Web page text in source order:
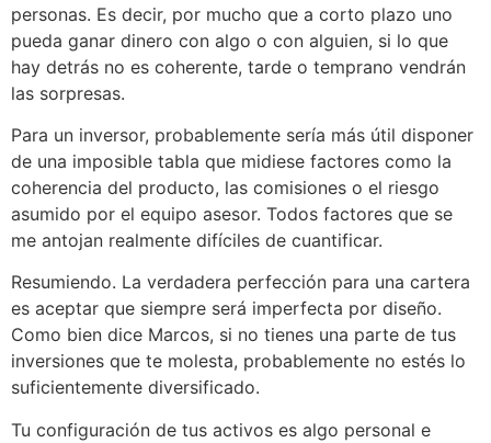
personas. Es decir, por mucho que a corto plazo uno
pueda ganar dinero con algo o con alguien, si lo que
hay detrás no es coherente, tarde o temprano vendrán
las sorpresas.
Para un inversor, probablemente sería más útil disponer
de una imposible tabla que midiese factores como la
coherencia del producto, las comisiones o el riesgo
asumido por el equipo asesor. Todos factores que se
me antojan realmente difíciles de cuantificar.
Resumiendo. La verdadera perfección para una cartera
es aceptar que siempre será imperfecta por diseño.
Como bien dice Marcos, si no tienes una parte de tus
inversiones que te molesta, probablemente no estés lo
suficientemente diversificado.
Tu configuración de tus activos es algo personal e